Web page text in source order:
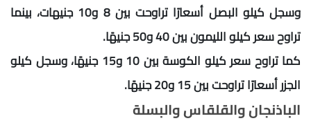
وسجل كيلو البصل أسعارًا تراوحت بين 8 و10 جنيهات، بينما
تراوح سعر كيلو الليمون بين 40 و50 جنيهًا.
كما تراوح سعر كيلو الكوسة بين 10 و15 جنيهًا، وسجل كيلو
الجزر أسعارًا تراوحت بين 15 و20 جنيهًا.
الباذنجان والقلقاس والبسلة